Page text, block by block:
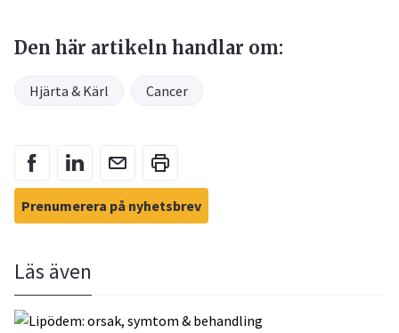
Den här artikeln handlar om:
Hjärta & Kärl Cancer
Prenumerera på nyhetsbrev
Läs även